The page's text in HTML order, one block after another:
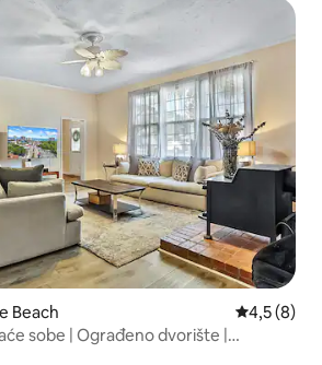
Beach Prosječna
4,5 (8)
sobe | Ograđeno dvorište |